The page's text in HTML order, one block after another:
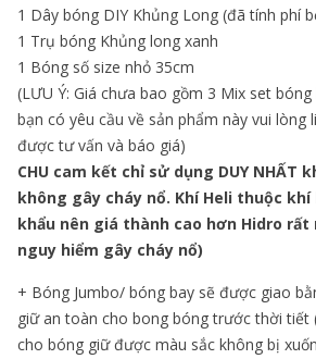
1 Dây bóng DIY Khủng Long (đã tính phí
1 Trụ bóng Khủng long xanh
1 Bóng số size nhỏ 35cm
(LƯU Ý: Giá chưa bao gồm 3 Mix set
bạn có yêu cầu về sản phẩm này vui lòng
được tư vấn và báo giá)
CHU cam kết chỉ sử dụng DUY NHẤT
không gây cháy nổ. Khí Heli thuộc
khẩu nên giá thành cao hơn Hidro rất
nguy hiểm gây cháy nổ)
+ Bóng Jumbo/ bóng bay sẽ được giao
giữ an toàn cho bong bóng trước thời tiết
cho bóng giữ được màu sắc không bị